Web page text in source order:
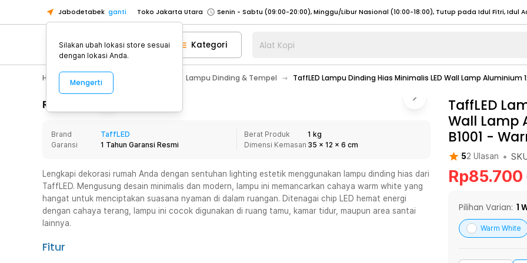
Jabodetabek ganti Toko Jakarta Utara
Toko Tangerang
Toko Cikupa
Pick n Go Jakarta Barat
Senin - Jumat (07:00 - 20:00), Sabtu - Minggu (08:00 - 20:00), Tutup pada Idul Fitri
Pick n Go Bekasi
Senin - Jumat (08:00 - 20:00), Sabtu - Minggu/ Libur Nasional (08:00 - 17:00) Selengkapnya
Senin - Jumat (08:00 - 20:00), Sabtu - Minggu/ Libur Nasional (08:00 - 17:00) Selengkapnya
Senin - Sabtu (09:00-20:00), Minggu/Libur Nasional (12:00-20:00), Tutup pada Idul Fitri
Senin - Sabtu (09:00-20:00), Minggu/Libur Nasional (12:00-20:00), Tutup pada Idul Fitri
Toko Tangerang
Toko Cikupa
Pick n Go Jakarta Barat
Senin - Jumat (07:00 - 20:00), Sabtu - Minggu (08:00 - 20:00), Tutup pada Idul Fitri
Senin - Jumat (08:00 - 20:00), Sabtu - Minggu/ Libur Nasional (08:00 - 17:00) Selengkapnya
Kategori Alat Kopi
Home Appliance Lampu Dinding & Tempel TaffLED Lampu Dinding Hias Minimalis LED Wall Lamp Aluminium
Rincian Produk
Brand
TaffLED
Garansi
1 Tahun Garansi Resmi
Berat Produk
1 kg
Dimensi Kemasan 35 x 12 x 6 cm
Lengkapi dekorasi rumah Anda dengan sentuhan lighting estetik menggunakan lampu dinding hias dari
TaffLED. Mengusung desain minimalis dan modern, lampu ini memancarkan cahaya warm white yang
hangat untuk menciptakan suasana nyaman di dalam ruangan. Ditenagai chip LED hemat energi
dengan cahaya terang, lampu ini cocok digunakan di ruang tamu, kamar tidur, maupun area santai
lainnya.
Fitur
TaffLED
Wall Lamp
B1001 -
52 Ulasan •
Rp85.700
Pilihan Varian: 1
Warm White
Silakan ubah lokasi store sesuai
dengan lokasi Anda.
Mengerti